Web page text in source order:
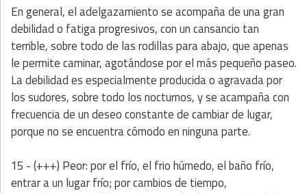
En general, el adelgazamiento se acompaña de una gran
debilidad o fatiga progresivos, con un cansancio tan
terrible, sobre todo de las rodillas para abajo, que apenas
le permite caminar, agotándose por el más pequeño paseo.
La debilidad es especialmente producida o agravada por
los sudores, sobre todo los nocturnos, y se acampaña con
frecuencia de un deseo constante de cambiar de lugar,
porque no se encuentra cómodo en ninguna parte.
15 - (+++) Peor: por el frío, el frio húmedo, el baño frío,
entrar a un lugar frío; por cambios de tiempo,